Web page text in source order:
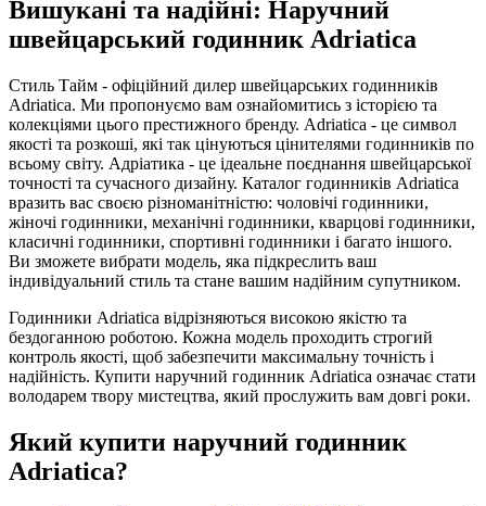
Вишукані та надійні: Наручний
швейцарський годинник Adriatica
Стиль Тайм - офіційний дилер швейцарських годинників
Adriatica. Ми пропонуємо вам ознайомитись з історією та
колекціями цього престижного бренду. Adriatica - це символ
якості та розкоші, які так цінуються цінителями годинників по
всьому світу. Адріатика - це ідеальне поєднання швейцарської
точності та сучасного дизайну. Каталог годинників Adriatica
вразить вас своєю різноманітністю: чоловічі годинники,
жіночі годинники, механічні годинники, кварцові годинники,
класичні годинники, спортивні годинники і багато іншого.
Ви зможете вибрати модель, яка підкреслить ваш
індивідуальний стиль та стане вашим надійним супутником.
Годинники Adriatica відрізняються високою якістю та
бездоганною роботою. Кожна модель проходить строгий
контроль якості, щоб забезпечити максимальну точність і
надійність. Купити наручний годинник Adriatica означає стати
володарем твору мистецтва, який прослужить вам довгі роки.
Який купити наручний годинник
Adriatica?